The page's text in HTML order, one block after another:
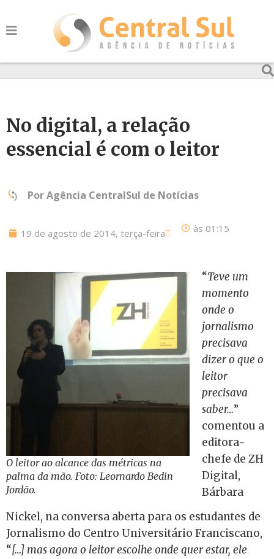
No digital, a relação
essencial é com o leitor
PorAgência CentralSul de Notícias
19 de agosto de 2014, terça-feira às 01:15
O leitor ao alcance das métricas na
palma da mão. Foto: Leornardo Bedin
Jordão.
“Teve um
momento
onde o
jornalismo
precisava
dizer o que o
leitor
precisava
saber…”
comentou a
editora-
chefe de ZH
Digital,
Bárbara
Nickel, na conversa aberta para os estudantes de
Jornalismo do Centro Universitário Franciscano,
“[…] mas agora o leitor escolhe onde quer estar, ele